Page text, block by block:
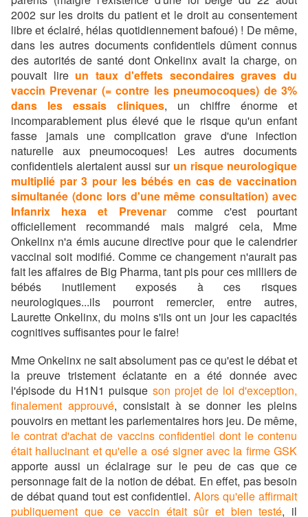
2002 sur les droits du patient et le droit au consentement
libre et éclairé, hélas quotidiennement bafoué) ! De même,
dans les autres documents confidentiels dûment connus
des autorités de santé dont Onkelinx avait la charge, on
pouvait lire un taux d'effets secondaires graves du
vaccin Prevenar (= contre les pneumocoques) de 3%
dans les essais cliniques, un chiffre énorme et
incomparablement plus élevé que le risque qu'un enfant
fasse jamais une complication grave d'une infection
naturelle aux pneumocoques! Les autres documents
confidentiels alertaient aussi sur un risque neurologique
multiplié par 3 pour les bébés en cas de vaccination
simultanée (donc lors d'une même consultation) avec
Infanrix hexa et Prevenarcomme c'est pourtant
officiellement recommandé mais malgré cela, Mme
Onkelinx n'a émis aucune directive pour que le calendrier
vaccinal soit modifié. Comme ce changement n'aurait pas
fait les affaires de Big Pharma, tant pis pour ces milliers de
bébés inutilement exposés à ces risques
neurologiques...ils pourront remercier, entre autres,
Laurette Onkelinx, du moins s'ils ont un jour les capacités
cognitives suffisantes pour le faire!
Mme Onkelinx ne sait absolument pas ce qu'est le débat et
la preuve tristement éclatante en a été donnée avec
l'épisode du H1N1 puisque son projet de loi d'exception,
finalement approuvé, consistait à se donner les pleins
pouvoirs en mettant les parlementaires hors jeu. De même,
le contrat d'achat de vaccins confidentiel dont le contenu
était hallucinant et qu'elle a osé signer avec la firme GSK
apporte aussi un éclairage sur le peu de cas que ce
personnage fait de la notion de débat. En effet, pas besoin
de débat quand tout est confidentiel. Alors qu'elle affirmait
publiquement que ce vaccin était sûr et bien testé, il